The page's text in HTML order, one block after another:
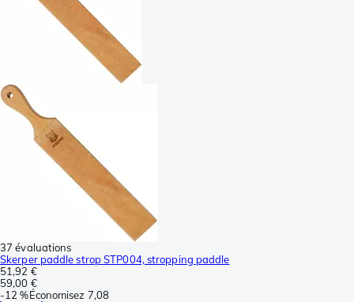
37 évaluations
Skerper paddle strop STP004, stropping paddle
51,92 €
59,00 €
-12 %Économisez 7,08